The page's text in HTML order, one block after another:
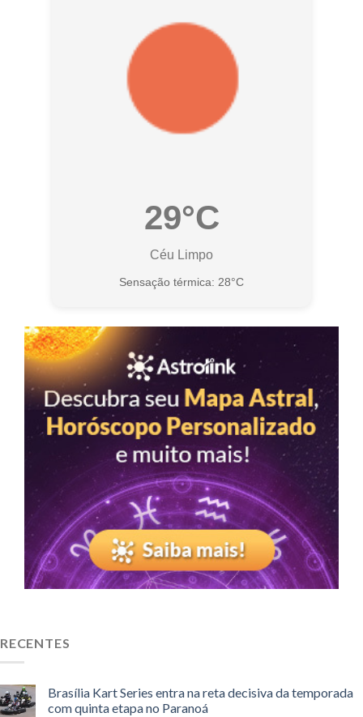
29°C
Céu Limpo
Sensação térmica: 28°C
RECENTES
Brasília Kart Series entra na reta decisiva da temporada
com quinta etapa no Paranoá